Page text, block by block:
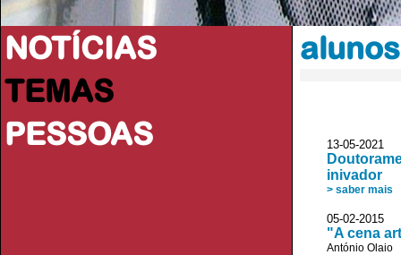
NOTÍCIAS
TEMAS
PESSOAS
13-05-2021
inivador
> saber mais
05-02-
"A cena
António Olaio